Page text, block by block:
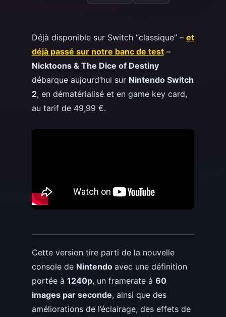
Déjà disponible sur Switch “classique” – et
déjà passé sur notre banc de test–
Nicktoons & The Dice of Destiny
débarque aujourd’hui sur Nintendo Switch
2, en dématérialisé et en game key card,
au tarif de 49,99 €.
Cette version tire parti de la nouvelle
console de Nintendo avec une définition
portée à 1240p, un framerate à 60
images par seconde, ainsi que des
améliorations de l’éclairage, des effets de